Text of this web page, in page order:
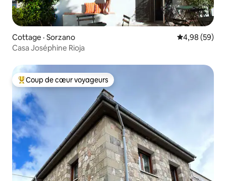
Cottage · Sorzano Note
4,98 (59)
Casa Joséphine Rioja
Coup de cœur voyageurs parmi les plus aimés
Coup de cœur voyageurs